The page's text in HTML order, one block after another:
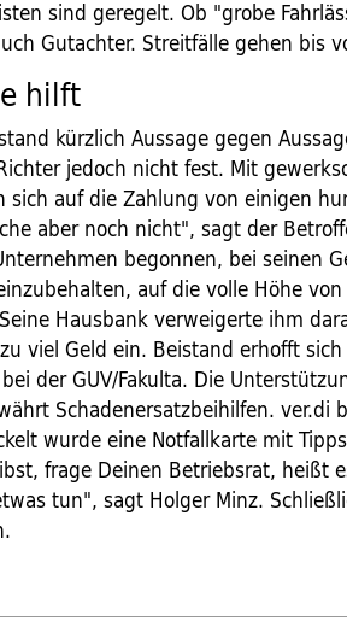
sind geregelt. Ob "grobe
Gutachter. Streitfälle gehen bis
hilft
kürzlich Aussage gegen
jedoch nicht fest. Mit
sich auf die Zahlung von einigen
aber noch nicht", sagt der
begonnen, bei seinen
auf die volle Höhe
Hausbank verweigerte ihm
viel Geld ein. Beistand erhofft
der GUV/Fakulta. Die
Schadenersatzbeihilfen. ver.di
wurde eine Notfallkarte mit
frage Deinen Betriebsrat, heißt
tun", sagt Holger Minz.